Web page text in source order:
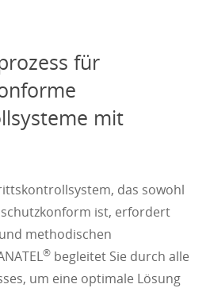
für
mit
das sowohl
ist, erfordert
methodischen
® begleitet Sie durch alle
um eine optimale Lösung